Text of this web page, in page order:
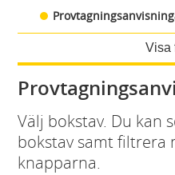
Visa
Välj bokstav. Du kan
bokstav samt filtrera
knapparna.